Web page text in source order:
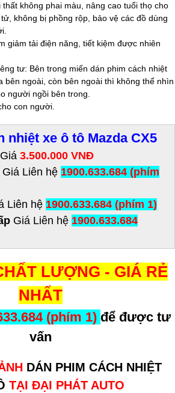
không phai màu, nâng cao tuổi thọ cho
không bị phồng rộp, bảo vệ các đồ dùng
giảm tải điện năng, tiết kiệm được nhiên
tư: Bên trong miến dán phim cách nhiệt
bên ngoài, còn bên ngoài thì không thể nhìn
người ngồi bên trong.
con người.
nhiệt xe ô tô Mazda CX5
Giá 3.500.000 VNĐ
Giá Liên hệ 1900.633.684 (phím
Liên hệ 1900.633.684 (phím 1)
Giá Liên hệ 1900.633.684
LƯỢNG - GIÁ RẺ
NHẤT
(phím 1) để được tư
vấn
DÁN PHIM CÁCH NHIỆT
TẠI ĐẠI PHÁT AUTO